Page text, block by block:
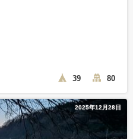
39 80
2025年12月28日